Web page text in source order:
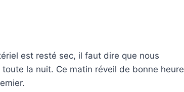
est resté sec, il faut dire que nous
la nuit. Ce matin réveil de bonne heure